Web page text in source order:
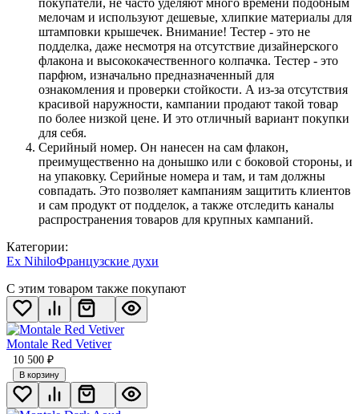
мелочам и используют дешевые, хлипкие материалы для
штамповки крышечек. Внимание! Тестер - это не
подделка, даже несмотря на отсутствие дизайнерского
флакона и высококачественного колпачка. Тестер - это
парфюм, изначально предназначенный для
ознакомления и проверки стойкости. А из-за отсутствия
красивой наружности, кампании продают такой товар
по более низкой цене. И это отличный вариант покупки
для себя.
Серийный номер. Он нанесен на сам флакон,
преимущественно на донышко или с боковой стороны, и
на упаковку. Серийные номера и там, и там должны
совпадать. Это позволяет кампаниям защитить клиентов
и сам продукт от подделок, а также отследить каналы
распространения товаров для крупных кампаний.
Категории:
Ex NihiloФранцузские духи
С этим товаром также покупают
Montale Red Vetiver
10 500 ₽
В корзину